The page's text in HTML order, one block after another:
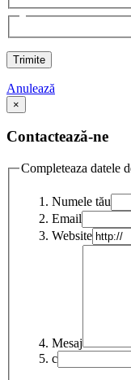
Anulează
×
Contactează-ne
Completeaza datele
Numele tău
Email
Website
Mesaj
c